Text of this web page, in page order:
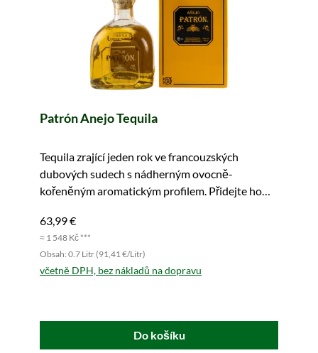
Patrón Anejo Tequila
Tequila zrající jeden rok ve francouzských
dubových sudech s nádherným ovocně-
kořeněným aromatickým profilem. Přidejte ho
63,99 €
≈ 1 548 Kč ***
Obsah: 0.7 Litr (91,41 €/Litr)
včetně DPH, bez nákladů na dopravu
Do košíku